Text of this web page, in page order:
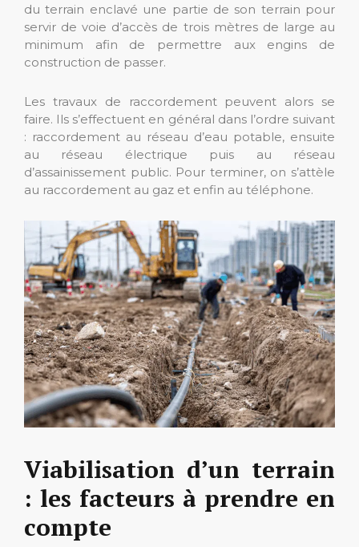
du terrain enclavé une partie de son terrain pour
servir de voie d’accès de trois mètres de large au
minimum afin de permettre aux engins de
construction de passer.
Les travaux de raccordement peuvent alors se
faire. Ils s’effectuent en général dans l’ordre suivant
: raccordement au réseau d’eau potable, ensuite
au réseau électrique puis au réseau
d’assainissement public. Pour terminer, on s’attèle
au raccordement au gaz et enfin au téléphone.
Viabilisation d’un terrain
: les facteurs à prendre en
compte